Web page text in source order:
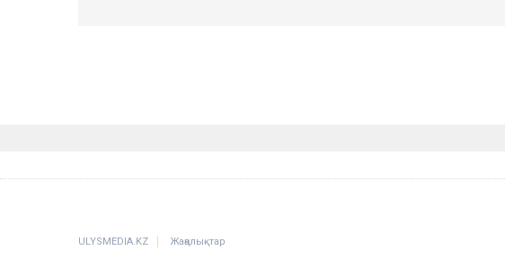
ULYSMEDIA.KZ Жаңалықтар